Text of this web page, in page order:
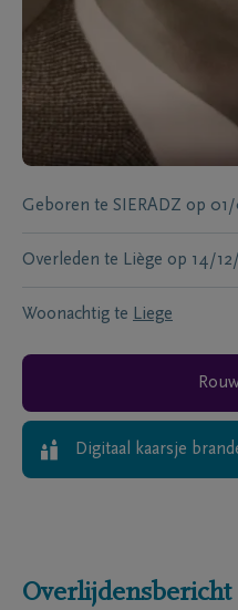
Geboren te SIERADZ op 01/
Overleden te Liège op 14/
Woonachtig te Liege
Digitaal kaarsje
Overlijdensbericht